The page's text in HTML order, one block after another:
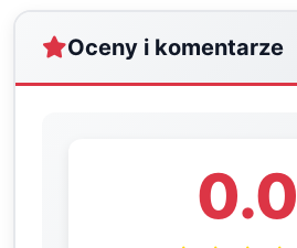
Oceny i komentarze
0.0